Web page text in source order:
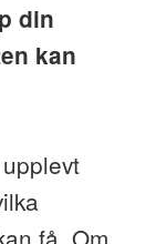
din
kan